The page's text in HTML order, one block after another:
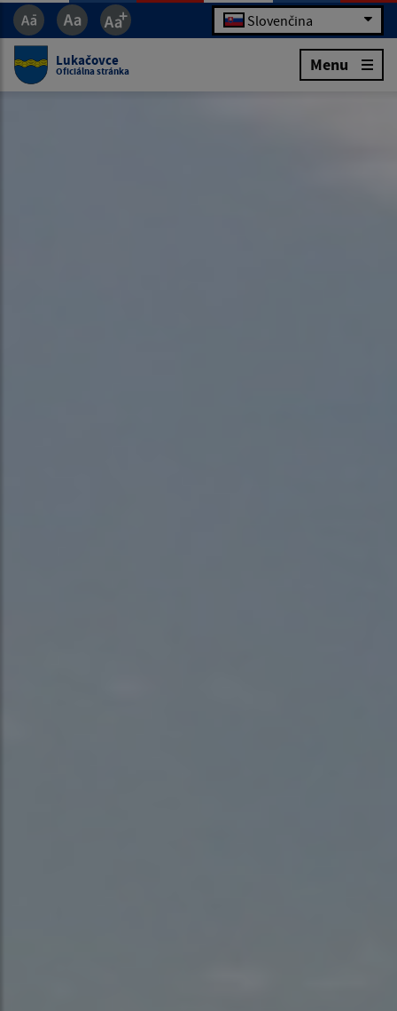
Slovenčina
Lukačovce
Oficiálna stránka Menu